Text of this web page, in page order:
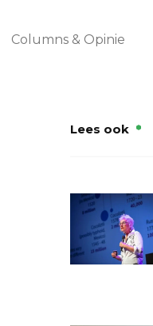
Columns & Opinie
Lees ook